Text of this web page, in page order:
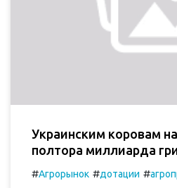
Украинским коровам
полтора миллиарда
#Агрорынок #дотации #